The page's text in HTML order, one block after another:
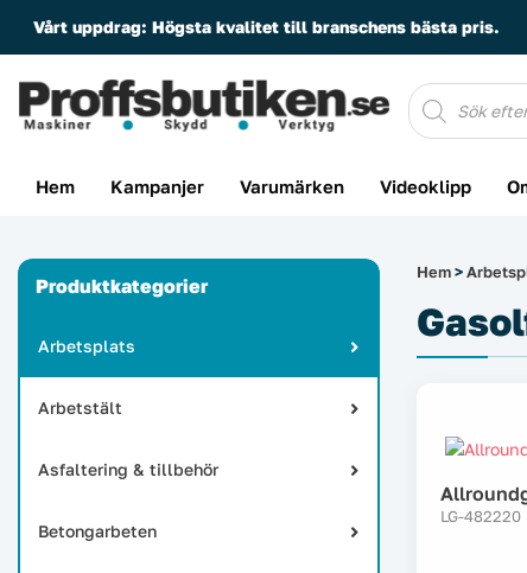
Vårt uppdrag: Högsta kvalitet till branschens bästa pris.
Produktsökning
Hem Kampanjer Varumärken Videoklipp
Produktkategorier
Arbetsplats
Arbetstält
Asfaltering & tillbehör
Betongarbeten
Hem>
LG-482220